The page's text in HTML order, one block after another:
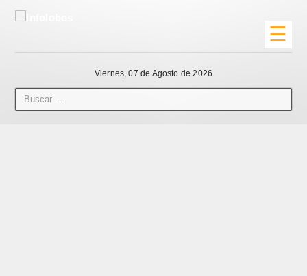
☰
Viernes, 07 de Agosto de 2026